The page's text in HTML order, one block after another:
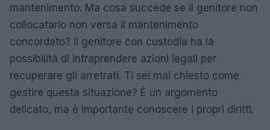
mantenimento. Ma cosa succede se il genitore non
collocatario non versa il mantenimento
concordato? Il genitore con custodia ha la
possibilità di intraprendere azioni legali per
recuperare gli arretrati. Ti sei mai chiesto come
gestire questa situazione? È un argomento
delicato, ma è importante conoscere i propri diritti.